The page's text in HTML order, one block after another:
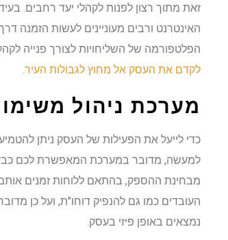
זאת מתוך רצון לפנות לקהלי יעד רחבים.
האינטרנט ורבים מעוניינים לעשות הזמנה
הפלטפורמה של השליחויות לצורך פנייה
לקדם את העסק אל מחוץ לגבולות העיר.
מערכת ניהול
למעשה, מדובר במערכת המאפשרת לכם
מבחינת ההספק, בהתאם ללוחות זמנים
העובדים כמו גם להנפיק דוחו"ת, ועל כן
נמצאים באופן פיזי בעסק.